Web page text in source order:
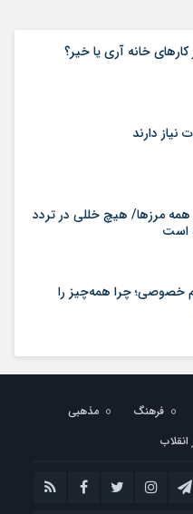
خانه آری یا خیر؟
نیاز دارند
همه مرزها/ هیچ‌ خللی در تردد
است
خصوصی؛ چرا همه‌چیز را
فرهنگ
مذهبی
انقلاب